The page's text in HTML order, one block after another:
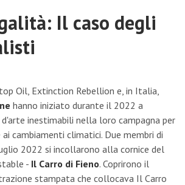
Il caso degli
Oil, Extinction Rebellion e, in Italia,
hanno iniziato durante il 2022 a
inestimabili nella loro campagna per
cambiamenti climatici. Due membri di
2022 si incollarono alla cornice del
- Il Carro di Fieno. Coprirono il
stampata che collocava Il Carro